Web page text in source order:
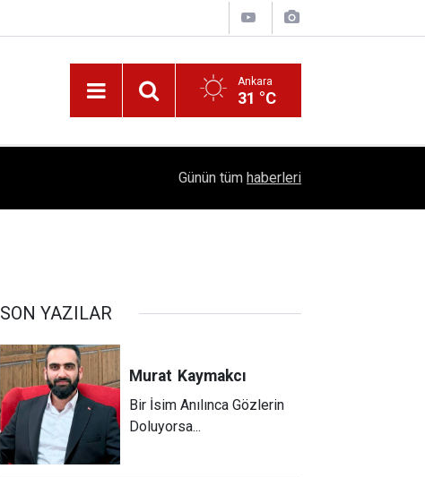
Ankara
31 °C
1504 Kep, Tek Bir Hedef: Bilim Kenti Çubuk
Günün tüm haberleri
SON YAZILAR
Murat Kaymakcı
Bir İsim Anılınca Gözlerin
Doluyorsa...